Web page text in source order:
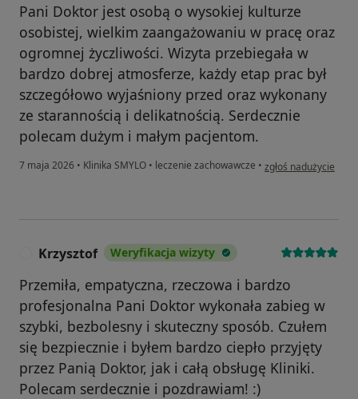
Pani Doktor jest osobą o wysokiej kulturze
osobistej, wielkim zaangażowaniu w pracę oraz
ogromnej życzliwości. Wizyta przebiegała w
bardzo dobrej atmosferze, każdy etap prac był
szczegółowo wyjaśniony przed oraz wykonany
ze starannością i delikatnością. Serdecznie
polecam dużym i małym pacjentom.
7 maja 2026 • Klinika SMYLO • leczenie zachowawcze • w opinii użytkownika
zgłoś nadużycie
Krzysztof Weryfikacja wizyty
Przemiła, empatyczna, rzeczowa i bardzo
profesjonalna Pani Doktor wykonała zabieg w
szybki, bezbolesny i skuteczny sposób. Czułem
się bezpiecznie i byłem bardzo ciepło przyjęty
przez Panią Doktor, jak i całą obsługę Kliniki.
Polecam serdecznie i pozdrawiam! :)